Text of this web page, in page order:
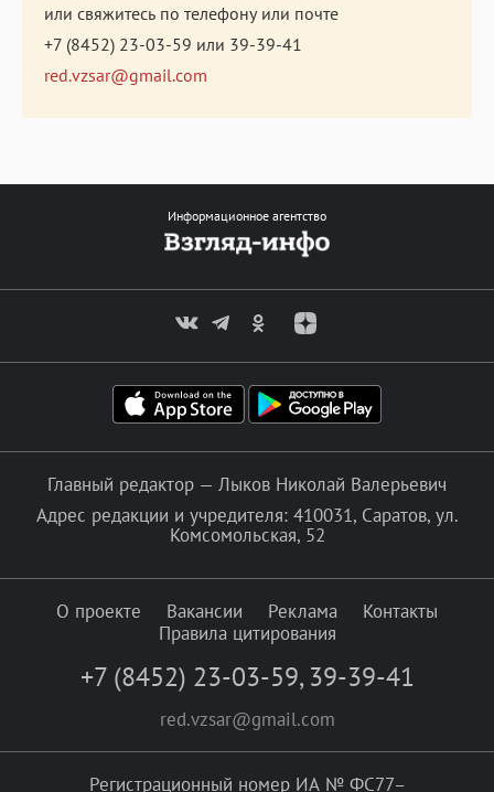
или свяжитесь по телефону или почте
+7 (8452) 23-03-59 или 39-39-41
red.vzsar@gmail.com
Информационное агентство
Главный редактор — Лыков Николай Валерьевич
Адрес редакции и учредителя: 410031, Саратов, ул.
Комсомольская, 52
О проекте Вакансии Реклама
Контакты
Правила цитирования
+7 (8452) 23-03-59, 39-39-41
red.vzsar@gmail.com
Регистрационный номер ИА № ФС77–